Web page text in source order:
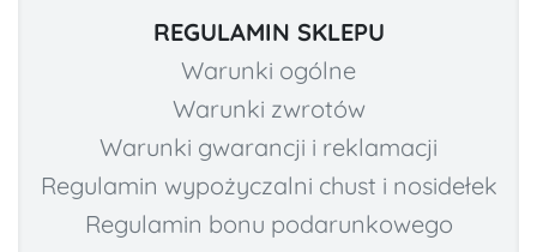
REGULAMIN SKLEPU
Warunki ogólne
Warunki zwrotów
Warunki gwarancji i reklamacji
Regulamin wypożyczalni chust i nosidełek
Regulamin bonu podarunkowego